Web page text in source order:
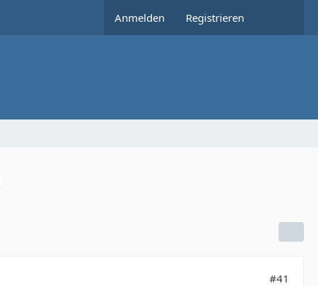
Anmelden Registrieren
#41